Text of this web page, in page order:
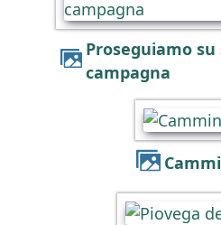
Proseguiamo su strada di
campagna